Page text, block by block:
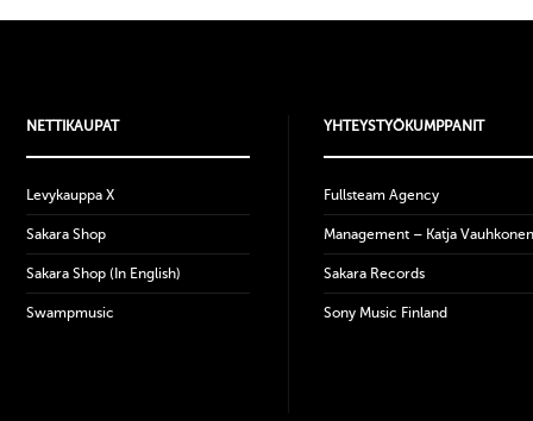
NETTIKAUPAT
Levykauppa X
Sakara Shop
Sakara Shop (In English)
Swampmusic
YHTEYSTYÖKUMPPANIT
Fullsteam Agency
Management – Katja Vauhkonen
Sakara Records
Sony Music Finland